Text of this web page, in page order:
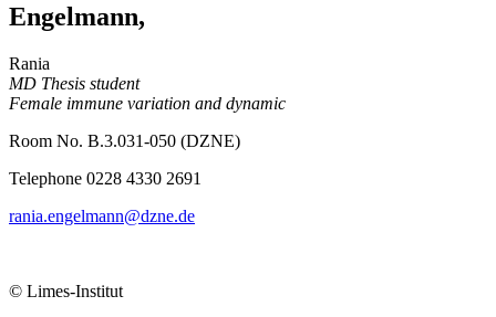
Engelmann,
Rania
MD Thesis student
Female immune variation and dynamic
Room No. B.3.031-050 (DZNE)
Telephone 0228 4330 2691
rania.engelmann@dzne.de
© Limes-Institut